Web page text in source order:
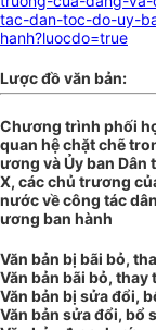
tac-dan-toc-do-uy-
hanh?luocdo=true
Lược đồ văn bản:
Chương trình phối
quan hệ chặt chẽ
ương và Ủy ban
X, các chủ trương
nước về công tác
ương ban hành
Văn bản bị bãi bỏ,
Văn bản bãi bỏ, thay
Văn bản bị sửa đổi,
Văn bản sửa đổi, bổ